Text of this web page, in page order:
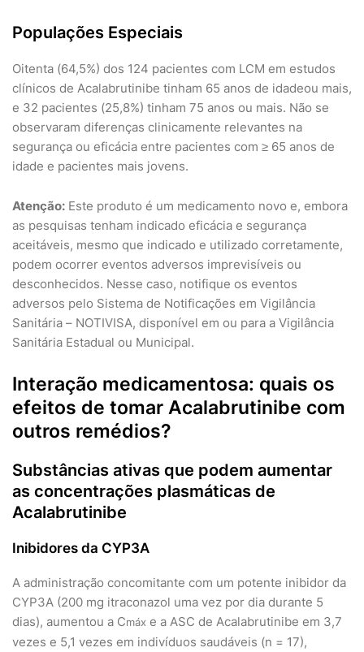
Populações Especiais
Oitenta (64,5%) dos 124 pacientes com LCM em estudos
clínicos de Acalabrutinibe tinham 65 anos de idadeou mais,
e 32 pacientes (25,8%) tinham 75 anos ou mais. Não se
observaram diferenças clinicamente relevantes na
segurança ou eficácia entre pacientes com ≥ 65 anos de
idade e pacientes mais jovens.
Atenção: Este produto é um medicamento novo e, embora
as pesquisas tenham indicado eficácia e segurança
aceitáveis, mesmo que indicado e utilizado corretamente,
podem ocorrer eventos adversos imprevisíveis ou
desconhecidos. Nesse caso, notifique os eventos
adversos pelo Sistema de Notificações em Vigilância
Sanitária – NOTIVISA, disponível em ou para a Vigilância
Sanitária Estadual ou Municipal.
Interação medicamentosa: quais os
efeitos de tomar Acalabrutinibe com
outros remédios?
Substâncias ativas que podem aumentar
as concentrações plasmáticas de
Acalabrutinibe
Inibidores da CYP3A
A administração concomitante com um potente inibidor da
CYP3A (200 mg itraconazol uma vez por dia durante 5
dias), aumentou a Cmáx e a ASC de Acalabrutinibe em 3,7
vezes e 5,1 vezes em indivíduos saudáveis (n = 17),